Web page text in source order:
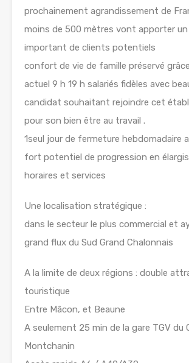
prochainement agrandissement de
moins de 500 mètres vont apporter
important de clients potentiels
confort de vie de famille préservé
actuel 9 h 19 h salariés fidèles avec
candidat souhaitant rejoindre cet
pour son bien être au travail .
1seul jour de fermeture hebdomadaire
fort potentiel de progression en
horaires et services
Une localisation stratégique :
dans le secteur le plus commercial et
grand flux du Sud Grand Chalonnais
A la limite de deux régions : double
touristique
Entre Mâcon, et Beaune
A seulement 25 min de la gare TGV du
Montchanin